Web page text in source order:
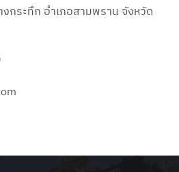
กระทึก อำเภอสามพราน จังหวัด